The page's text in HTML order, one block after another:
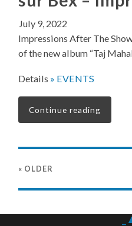
July 9, 2022
Impressions After The
of the new album “Taj
Details » EVENTS
Continue reading
« OLDER